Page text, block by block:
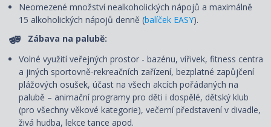
Neomezené množství nealkoholických nápojů a maximálně
15 alkoholických nápojů denně (balíček EASY).
Zábava na palubě:
Volné využití veřejných prostor - bazénu, vířivek, fitness centra
a jiných sportovně-rekreačních zařízení, bezplatné zapůjčení
plážových osušek, účast na všech akcích pořádaných na
palubě – animační programy pro děti i dospělé, dětský klub
(pro všechny věkové kategorie), večerní představení v divadle,
živá hudba, lekce tance apod.